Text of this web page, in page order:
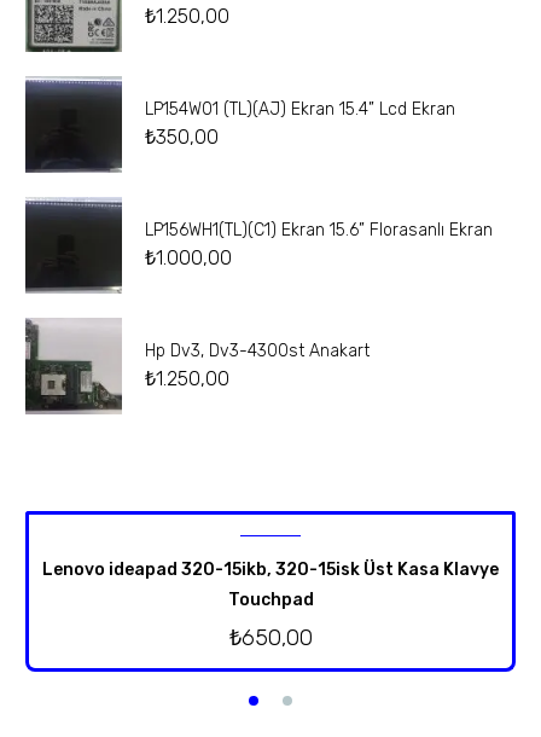
₺1.250,00
LP154W01 (TL)(AJ) Ekran 15.4” Lcd Ekran
₺350,00
LP156WH1(TL)(C1) Ekran 15.6” Florasanlı Ekran
₺1.000,00
Hp Dv3, Dv3-4300st Anakart
₺1.250,00
Lenovo ideapad 320-15ikb, 320-15isk Üst Kasa Klavye
Touchpad
₺650,00